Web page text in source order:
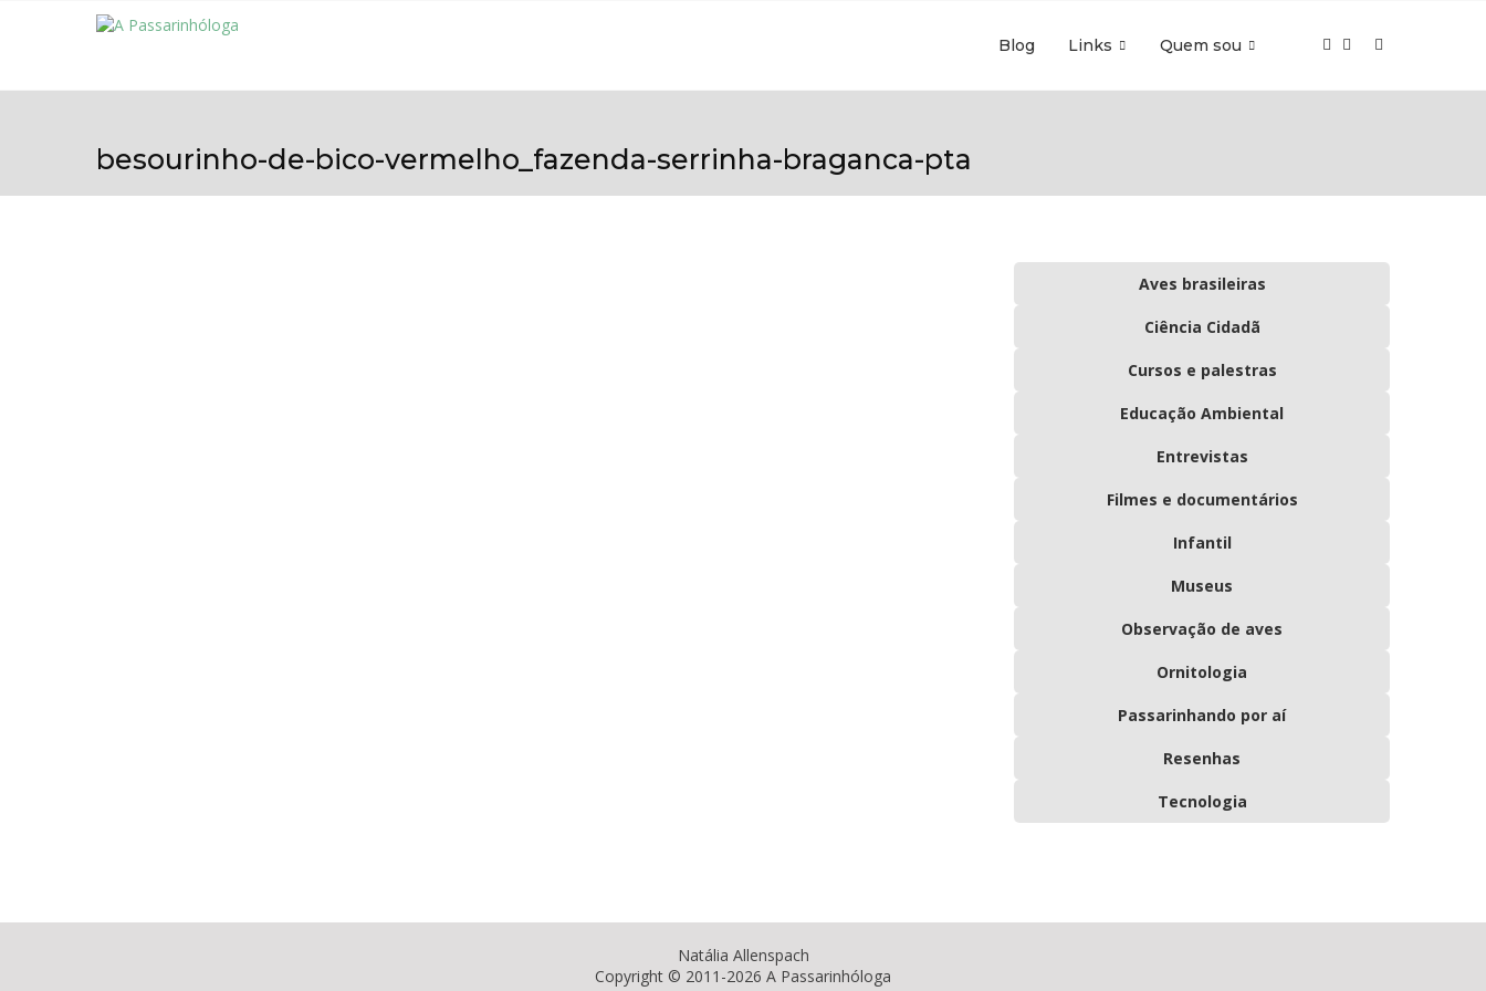
Blog Links Quem sou
besourinho-de-bico-vermelho_fazenda-serrinha-braganca-pta
Aves brasileiras
Ciência Cidadã
Cursos e palestras
Educação Ambiental
Entrevistas
Filmes e documentários
Infantil
Museus
Observação de aves
Ornitologia
Passarinhando por aí
Resenhas
Tecnologia
Natália Allenspach
Copyright © 2011-2026 A Passarinhóloga